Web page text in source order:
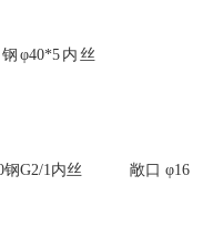
钢φ40*5内丝
钢G2/1内丝 敞口 φ16